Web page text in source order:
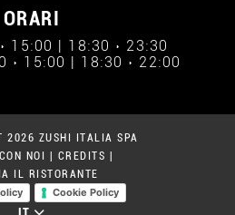
ORARI
15:00 | 18:30 › 23:30
› 15:00 | 18:30 › 22:00
2026 ZUSHI ITALIA SPA
NOI
CREDITS
IL RISTORANTE
Cookie Policy